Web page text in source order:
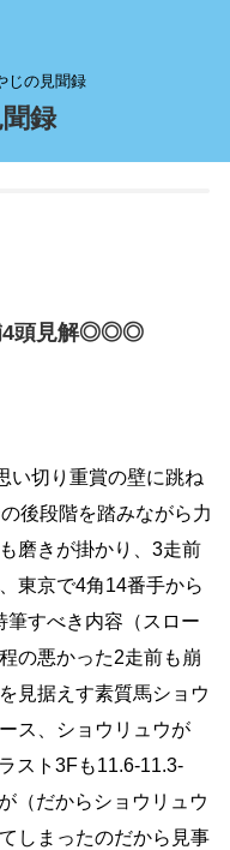
じの見聞録
録
4頭見解◎◎◎
い切り重賞の壁に跳ね
後段階を踏みながら力
磨きが掛かり、3走前
東京で4角14番手から
筆すべき内容（スロー
の悪かった2走前も崩
見据えす素質馬ショウ
ス、ショウリュウが
スト3Fも11.6-11.3-
（だからショウリュウ
しまったのだから見事